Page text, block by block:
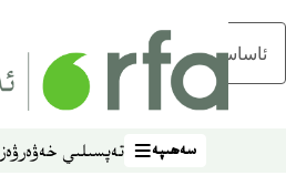
ئاساسلىق مەزمۇنغا ئاتلاڭ
سەھىپە
سەھىپە تەپسىلىي خەۋەر